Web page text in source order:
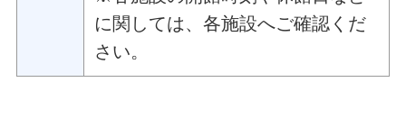
に関しては、各施設へご確認くだ
さい。